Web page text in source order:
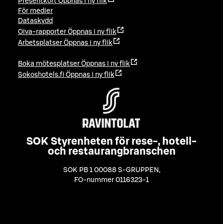
För medier
Dataskydd
Oiva-rapporter Öppnas i ny flik
Arbetsplatser Öppnas i ny flik
Boka mötesplatser Öppnas i ny flik
Sokoshotels.fi Öppnas i ny flik
SOK Styrenheten för rese-, hotell-
och restaurangbranschen
SOK PB 1 00088 S-GRUPPEN ,
FO-nummer 0116323-1